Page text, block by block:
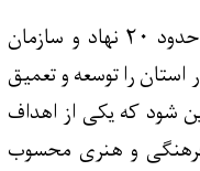
مجید ناصحی‌مقدم، در حاشیه جلسه علنی شورای شهر در جمع خبرنگاران اظهار کرد: در استان زنجان حدود ۲۰ نهاد و سازمان
استان را توسعه و تعمیق
شود که یکی از اهداف
فرهنگی و هنری محسوب